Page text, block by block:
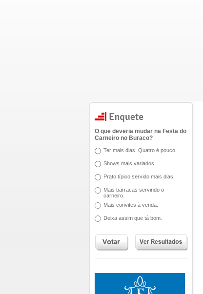
O que deveria mudar na Festa do
Carneiro no Buraco?
Ter mais dias. Quatro é pouco.
Shows mais variados.
Prato típico servido mais dias.
Mais barracas servindo o
carneiro.
Mais convites à venda.
Deixa assim que tá bom.